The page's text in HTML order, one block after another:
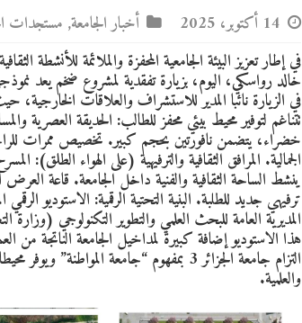
14 أكتوبر، 2025 أخبار الجامعة, مستجدات
خالد رواسكي، اليوم، بزيارة تفقدية لمشروع ضخم يعد
في الزيارة نائبا المدير للاستشراف والعلاقات الخارجية،
تتناغم لتوفير محيط بيئي محفز للطالب: الحديقة العصرية
خضراء، يتضمن نافورتين بحجم كبير. تخصيص ممرات
الجمالية. المرافق الثقافية والترفيهية (على الهواء الطلق):
ينشط الساحة الثقافية والفنية داخل الجامعة. قاعة العرض
ترفيهي جديد للطلبة. البنية التحتية الرقمية: الاستوديو
المديرية العامة للبحث العلمي والتطوير التكنولوجي (وزارة
هذا الاستوديو إضافة كبيرة لمداخيل الجامعة الناتجة من
التزام جامعة الجزائر 3 بمفهوم “جامعة
والعلمية.